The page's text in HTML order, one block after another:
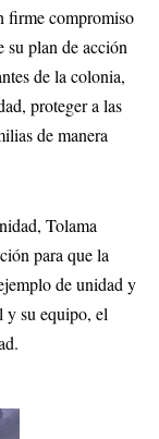
firme compromiso
su plan de acción
de la colonia,
proteger a las
de manera
Tolama
para que la
de unidad y
y su equipo, el